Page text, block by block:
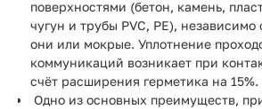
поверхностями (бетон, камень,
чугун и трубы PVC, PE), независимо
они или мокрые. Уплотнение
коммуникаций возникает при
счёт расширения герметика на 15%.
Одно из основных преимуществ,